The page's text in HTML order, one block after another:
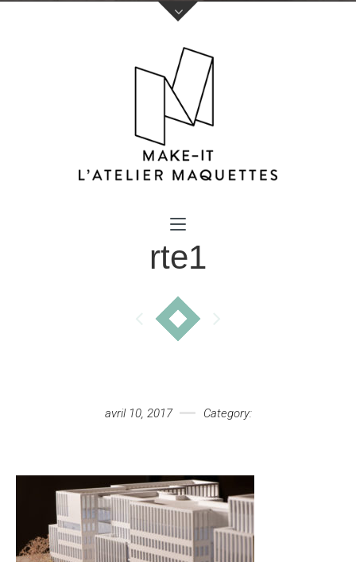
Votre nom (obligatoire)
Votre e-mail (obligatoire)rte1
avril 10, 2017 Category: